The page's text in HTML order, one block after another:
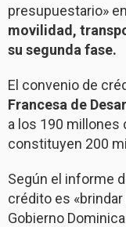
presupuestario»
movilidad,
su segunda fase.
El convenio de
Francesa de
a los 190 millones
constituyen 200
Según el informe
crédito es
Gobierno